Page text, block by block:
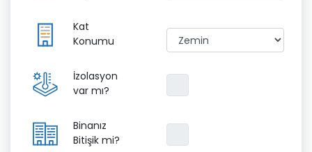
Kat
Konumu
İzolasyon
var mı?
Binanız
Bitişik mi?